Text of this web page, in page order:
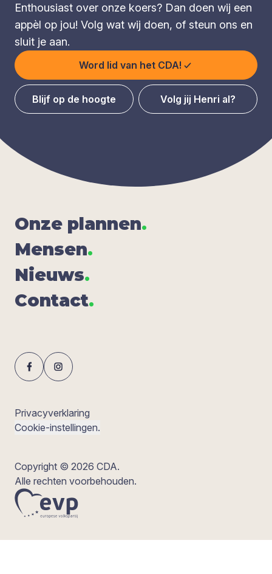
Enthousiast over onze koers? Dan doen wij een
appèl op jou! Volg wat wij doen, of steun ons en
sluit je aan.
Word lid van het CDA!
Blijf op de hoogte Volg jij Henri al?
Onze plan­nen.
Men­sen.
Nieuws.
Con­tact.
Privacyverklaring
Cookie-instellingen.
Copyright © 2026 CDA.
Alle rechten voorbehouden.